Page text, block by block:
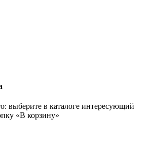
выберите в каталоге интересующий
«В корзину»